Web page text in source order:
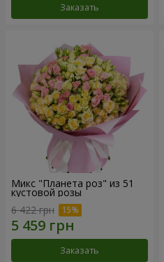
Заказать
Микс "Планета роз" из 51
кустовой розы
6 422 грн
Заказать